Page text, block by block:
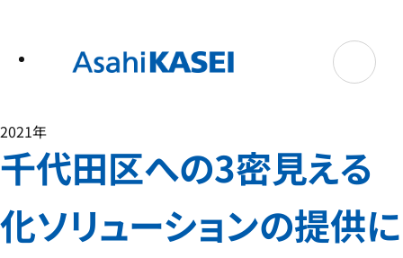
2021年
千代田区への3密見える
化ソリューションの提供に